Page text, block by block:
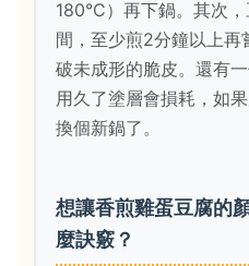
180°C）再下鍋。其次
間，至少煎2分鐘以上再
破未成形的脆皮。還有
用久了塗層會損耗，如
換個新鍋了。
想讓香煎雞蛋豆腐的
麼訣竅？